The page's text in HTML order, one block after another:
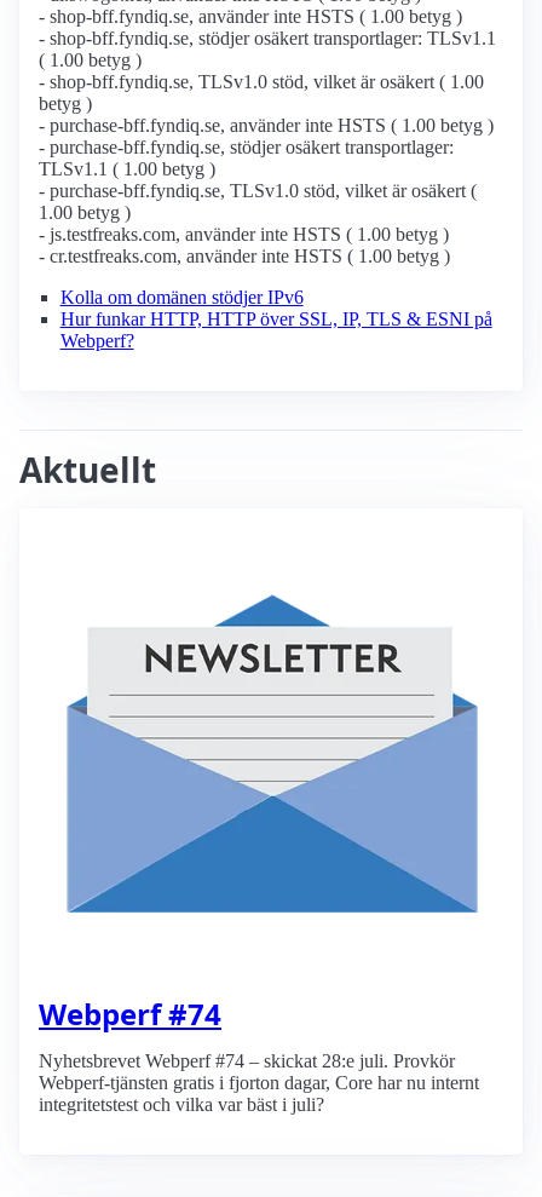
- shop-bff.fyndiq.se, använder inte HSTS ( 1.00 betyg )
- shop-bff.fyndiq.se, stödjer osäkert transportlager: TLSv1.1
( 1.00 betyg )
- shop-bff.fyndiq.se, TLSv1.0 stöd, vilket är osäkert ( 1.00
betyg )
- purchase-bff.fyndiq.se, använder inte HSTS ( 1.00 betyg )
- purchase-bff.fyndiq.se, stödjer osäkert transportlager:
TLSv1.1 ( 1.00 betyg )
- purchase-bff.fyndiq.se, TLSv1.0 stöd, vilket är osäkert (
1.00 betyg )
- js.testfreaks.com, använder inte HSTS ( 1.00 betyg )
- cr.testfreaks.com, använder inte HSTS ( 1.00 betyg )
Kolla om domänen stödjer IPv6
Hur funkar HTTP, HTTP över SSL, IP, TLS & ESNI på
Webperf?
Aktuellt
Webperf #74
Nyhetsbrevet Webperf #74 – skickat 28:e juli. Provkör
Webperf-tjänsten gratis i fjorton dagar, Core har nu internt
integritetstest och vilka var bäst i juli?